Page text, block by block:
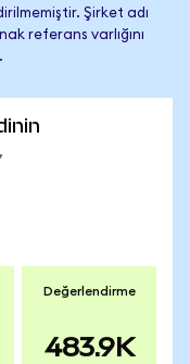
Şirket adı
referans varlığını
Değerlendirme
483.9K